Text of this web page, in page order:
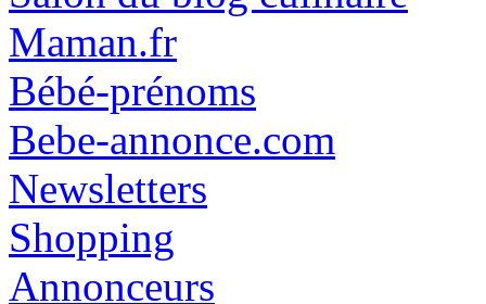
Maman.fr
Bébé-prénoms
Bebe-annonce.com
Newsletters
Shopping
Annonceurs